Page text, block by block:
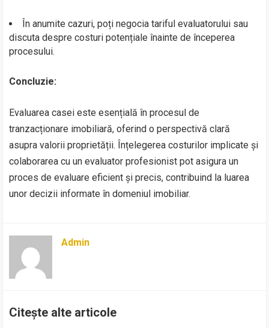
În anumite cazuri, poți negocia tariful evaluatorului sau
discuta despre costuri potențiale înainte de începerea
procesului.
Concluzie:
Evaluarea casei este esențială în procesul de
tranzacționare imobiliară, oferind o perspectivă clară
asupra valorii proprietății. Înțelegerea costurilor implicate și
colaborarea cu un evaluator profesionist pot asigura un
proces de evaluare eficient și precis, contribuind la luarea
unor decizii informate în domeniul imobiliar.
Admin
Citește alte articole